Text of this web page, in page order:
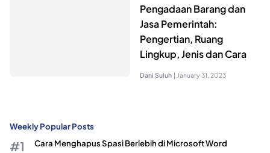
Pengadaan Barang dan
Jasa Pemerintah:
Pengertian, Ruang
Lingkup, Jenis dan Cara
Dani Suluh | January 31, 2023
Weekly Popular Posts
Cara Menghapus Spasi Berlebih di Microsoft Word